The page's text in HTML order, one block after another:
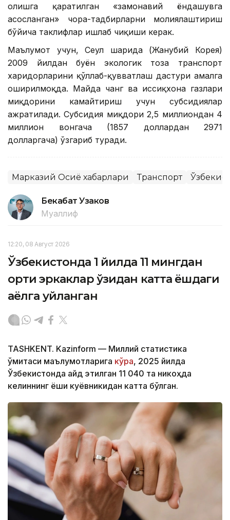
олишга қаратилган «замонавий ёндашувга
асосланган» чора-тадбирларни молиялаштириш
бўйича таклифлар ишлаб чиқиши керак.
Маълумот учун, Сеул шаҳрида (Жанубий Корея)
2009 йилдан буён экологик тоза транспорт
харидорларини қўллаб-қувватлаш дастури амалга
оширилмоқда. Майда чанг ва иссиқхона газлари
миқдорини камайтириш учун субсидиялар
ажратилади. Субсидия миқдори 2,5 миллиондан 4
миллион вонгача (1857 доллардан 2971
долларгача) ўзгариб туради.
Марказий Осиё хабарлари Транспорт
Бекабат Узаков
Муаллиф
12:20, 08 Август 2026
Ўзбекистонда 1 йилда 11 мингдан
ортиқ эркаклар ўзидан катта ёшдаги
аёлга уйланган
TASHKENT. Kazinform — Миллий статистика
қўмитаси маълумотларига кўра, 2025 йилда
Ўзбекистонда қайд этилган 11 040 та никоҳда
келиннинг ёши куёвникидан катта бўлган.